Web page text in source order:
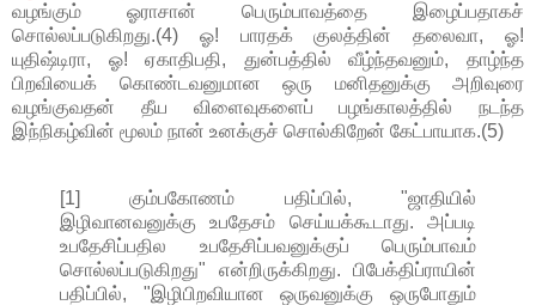
வழங்கும் ஓராசான் பெரும்பாவத்தை இழைப்பதாகச்
சொல்லப்படுகிறது.(4) ஓ! பாரதக் குலத்தின் தலைவா, ஓ!
யுதிஷ்டிரா, ஓ! ஏகாதிபதி, துன்பத்தில் வீழ்ந்தவனும், தாழ்ந்த
பிறவியைக் கொண்டவனுமான ஒரு மனிதனுக்கு அறிவுரை
வழங்குவதன் தீய விளைவுகளைப் பழங்காலத்தில் நடந்த
இந்நிகழ்வின் மூலம் நான் உனக்குச் சொல்கிறேன் கேட்பாயாக.(5)
[1] கும்பகோணம் பதிப்பில், "ஜாதியில்
இழிவானவனுக்கு உபதேசம் செய்யக்கூடாது. அப்படி
உபதேசிப்பதில உபதேசிப்பவனுக்குப் பெரும்பாவம்
சொல்லப்படுகிறது" என்றிருக்கிறது. பிபேக்திப்ராயின்
பதிப்பில், "இழிபிறவியான ஒருவனுக்கு ஒருபோதும்